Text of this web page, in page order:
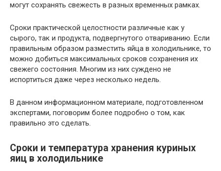
могут сохранять свежесть в разных временных рамках.
Сроки практической целостности различные как у
сырого, так и продукта, подвергнутого отвариванию. Если
правильным образом разместить яйца в холодильнике, то
можно добиться максимальных сроков сохранения их
свежего состояния. Многим из них суждено не
испортиться даже через несколько недель.
В данном информационном материале, подготовленном
экспертами, поговорим более подробно о том, как
правильно это сделать.
Сроки и температура хранения куриных
яиц в холодильнике